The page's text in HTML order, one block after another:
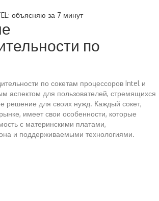
объясняю за 7 минут
по
по сокетам процессоров Intel и
аспектом для пользователей, стремящихся
решение для своих нужд. Каждый сокет,
имеет свои особенности, которые
с материнскими платами,
и поддерживаемыми технологиями.